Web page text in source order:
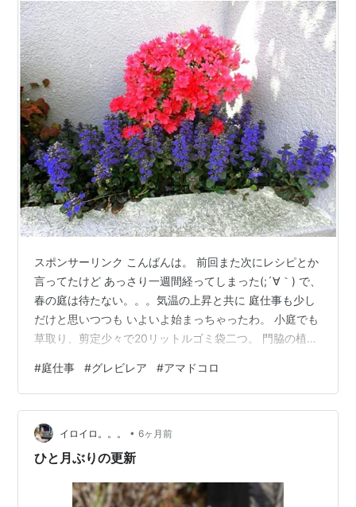
スポンサーリンク こんばんは。 前回また次にレシピとか
言ってたけど あっさり一週間経ってしまった(;´∀｀) で、
春の庭は待たない。。。気温の上昇と共に 庭仕事も少し
だけと思いつつも いよいよ始まっちゃったわ。 小庭でも
草取り、剪定少々で20リットルゴミ袋二つ。 門脇の植え
る 北東の半日蔭花壇 僅かになりつつミヤコワスレも開花
名残りの赤花シャクナゲ ところで 鉢植えのオージープラ
ンツ、 グレビレア ピーチ&クリームの様子が 葉が黄色く
なってスカスカだったの。 もしや？！と思って鉢から出
して 土をチェックしたら、いましたヨ コガネムシの幼虫
#庭仕事 #グレビレア #アマドコロ
イロイロ。。。 • 6ヶ月前
ひと月ぶりの更新